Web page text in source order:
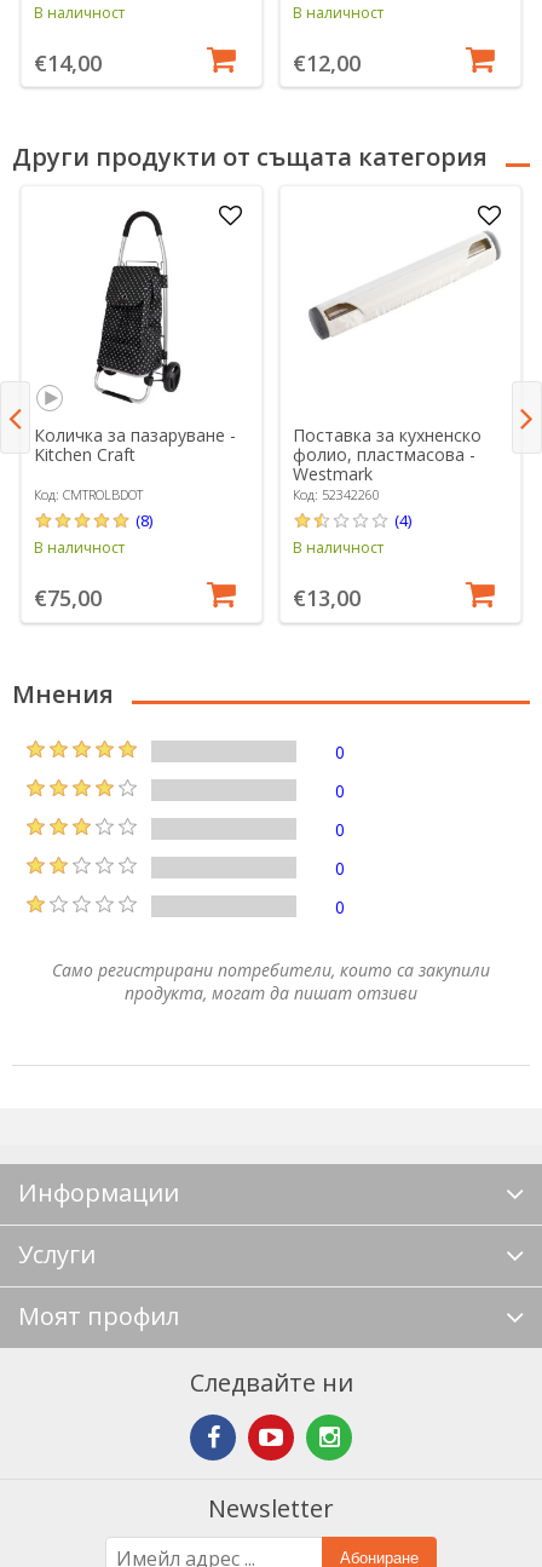
В наличност
€14,00
В наличност
€12,00
Други продукти от същата категория
Количка за пазаруване -
Kitchen Craft
Код: CMTROLBDOT
(8)
В наличност
€75,00
Поставка за кухненско
фолио, пластмасова -
Westmark
Код: 52342260
(4)
В наличност
€13,00
Мнения
0
0
0
0
0
Само регистрирани потребители, които са закупили
продукта, могат да пишат отзиви
Информации
Услуги
Моят профил
Следвайте ни
Newsletter
Абониране